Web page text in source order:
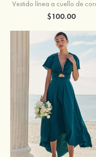
$100.00